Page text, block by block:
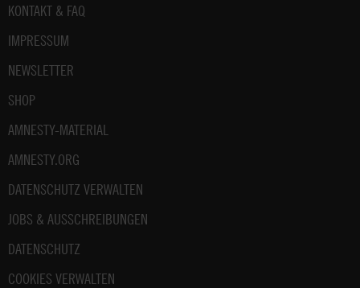
Fußbereich
KONTAKT & FAQ
IMPRESSUM
NEWSLETTER
SHOP
AMNESTY-MATERIAL
AMNESTY.ORG
DATENSCHUTZ VERWALTEN
JOBS & AUSSCHREIBUNGEN
DATENSCHUTZ
COOKIES VERWALTEN